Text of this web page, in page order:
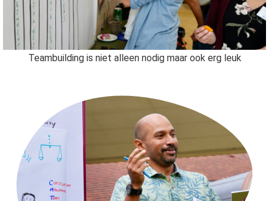
Teambuilding is niet alleen nodig maar ook erg leuk